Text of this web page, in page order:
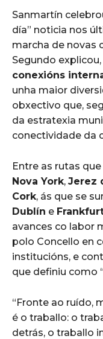
Sanmartín
día” noticia nos
marcha de novas
Segundo
conexións
unha maior
obxectivo que,
da estratexia
conectividade da
Entre as rutas
Nova York, Jerez
Cork, ás que se
Dublín e
avances co labor
polo Concello en
institucións, e
que definiu como
“Fronte ao ruído,
é o traballo: o
detrás, o traballo